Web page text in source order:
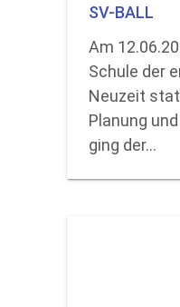
SV-BALL
Am
Schule der
Neuzeit
Planung
ging der…